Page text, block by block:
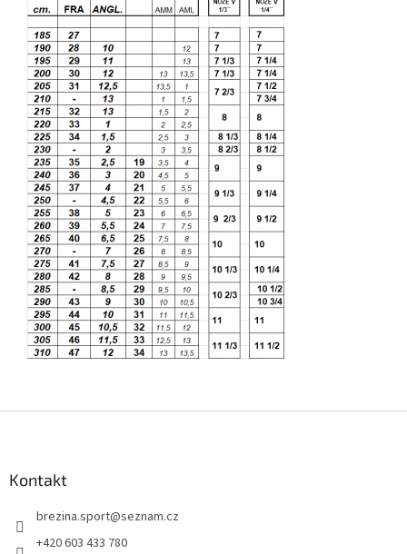
Kontakt
brezina.sport@seznam.cz
+420 603 433 780